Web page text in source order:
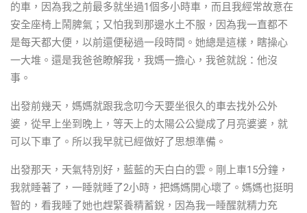
的車，因為我之前最多就坐過1個多小時車，而且我經常故意在
安全座椅上鬧脾氣；又怕我到那邊水土不服，因為我一直都不
是每天都大便，以前還便秘過一段時間。她總是這樣，瞎操心
一大堆。還是我爸爸瞭解我，我媽一擔心，我爸就說：他沒
事。
出發前幾天，媽媽就跟我念叨今天要坐很久的車去找外公外
婆，從早上坐到晚上，等天上的太陽公公變成了月亮婆婆，就
可以下車了。所以我早就已經做好了思想準備。
出發那天，天氣特別好，藍藍的天白白的雲。剛上車15分鐘，
我就睡著了，一睡就睡了2小時，把媽媽開心壞了。媽媽也挺明
智的，看我睡了她也趕緊養精蓄銳，因為我一睡醒就精力充